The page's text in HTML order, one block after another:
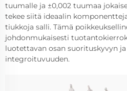
tuumalle ja ±0,002 tuumaa
tekee siitä ideaalin
tiukkoja salli. Tämä
johdonmukaisesti
luotettavan osan suorituskyvyn
integroituvuuden.